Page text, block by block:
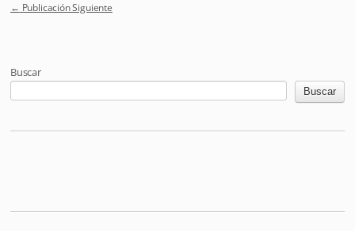
Post navigation
← Publicación Siguiente
Buscar
Buscar